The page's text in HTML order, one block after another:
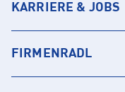
KARRIERE & JOBS
FIRMENRADL